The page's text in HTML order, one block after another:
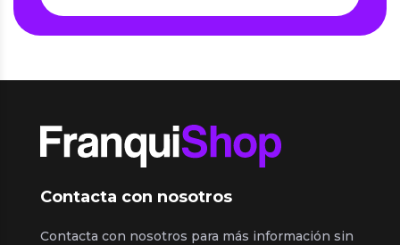
Contacta con nosotros
Contacta con nosotros para más información sin